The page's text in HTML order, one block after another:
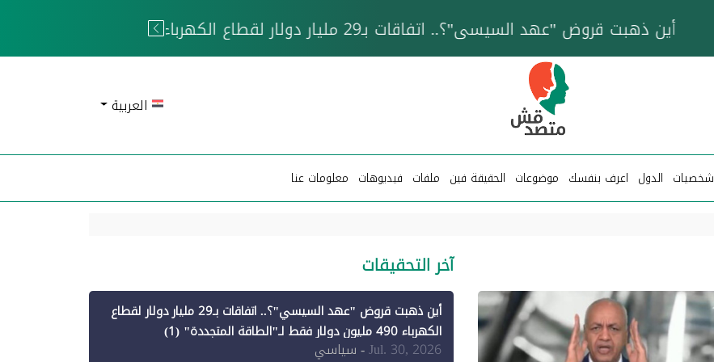
خزان عائم.. "متصدقش" تتبع شبكة ناقلات وقود تخدم الحوثيين
العربية
شخصيات الدول اعرف بنفسك موضوعات الحقيقة فين ملفات فيديوهات معلومات عنا
آخر التحقيقات
أين ذهبت قروض "عهد السيسي"؟.. اتفاقات بـ29 مليار دولار لقطاع
الكهرباء 490 مليون دولار فقط لـ"الطاقة المتجددة" (1)
Jul. 30, 2026- سياسي